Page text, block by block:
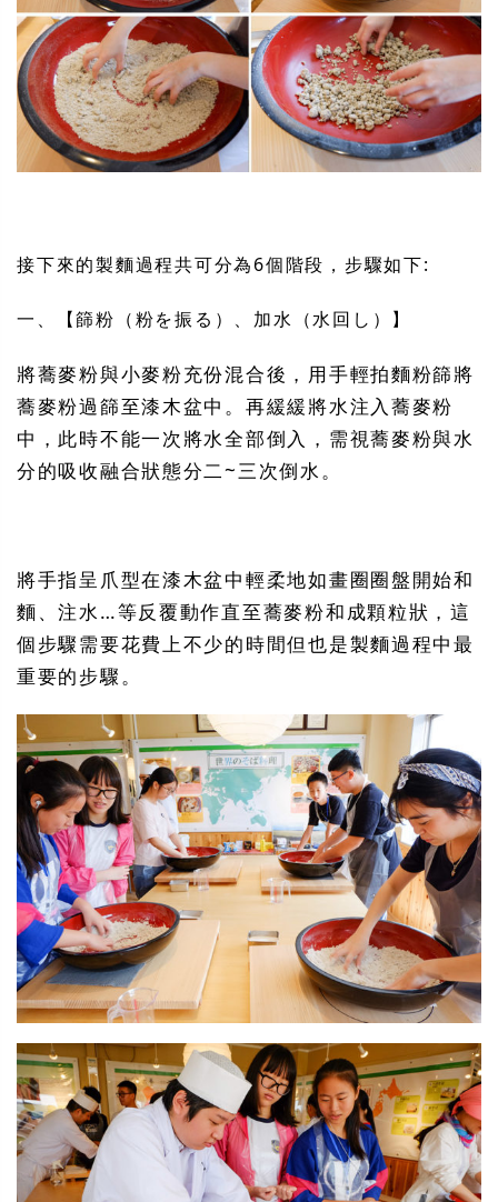
接下來的製麵過程共可分為6個階段，步驟如下:
一、【篩粉（粉を振る）、加水（水回し）】
將蕎麥粉與小麥粉充份混合後，用手輕拍麵粉篩將
蕎麥粉過篩至漆木盆中。再緩緩將水注入蕎麥粉
中，此時不能一次將水全部倒入，需視蕎麥粉與水
分的吸收融合狀態分二~三次倒水。
將手指呈爪型在漆木盆中輕柔地如畫圈圈盤開始和
麵、注水…等反覆動作直至蕎麥粉和成顆粒狀，這
個步驟需要花費上不少的時間但也是製麵過程中最
重要的步驟。